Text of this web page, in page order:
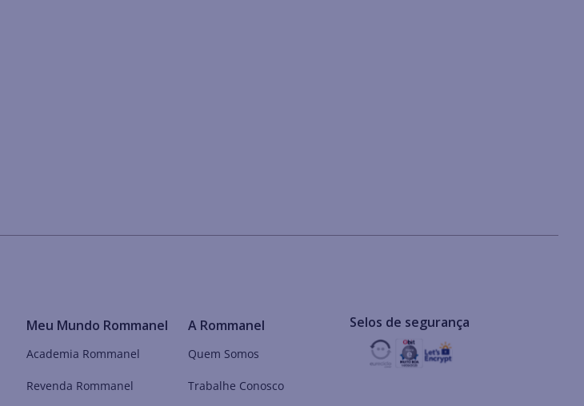
Meu Mundo Rommanel
Academia Rommanel
Revenda Rommanel
A Rommanel
Quem Somos
Trabalhe Conosco
Selos de segurança